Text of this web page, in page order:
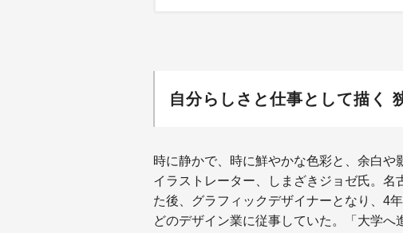
自分らしさと仕事として描く
時に静かで、時に鮮やかな色彩と、余白
イラストレーター、しまざきジョゼ氏。
た後、グラフィックデザイナーとなり、4
どのデザイン業に従事していた。「大学